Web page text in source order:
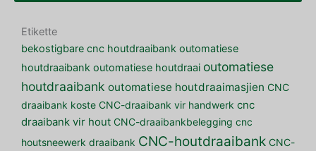
Etikette
bekostigbare cnc houtdraaibank outomatiese
houtdraaibank outomatiese houtdraai outomatiese
houtdraaibank outomatiese houtdraaimasjien CNC
draaibank koste CNC-draaibank vir handwerk cnc
draaibank vir hout CNC-draaibankbelegging cnc
houtsneewerk draaibank CNC-houtdraaibank CNC-